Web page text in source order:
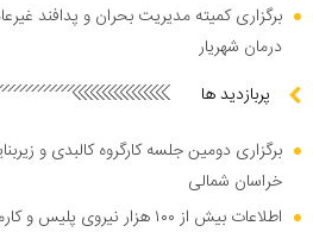
برگزاری کمیته مدیریت بحران و پدافند
درمان شهریار
پربازدید ها
برگزاری دومین جلسه کارگروه کالبدی و
خراسان شمالی
اطلاعات بیش از ۱۰۰ هزار نیروی پلیس و کارمند امنیتی بریتانیا هک شد